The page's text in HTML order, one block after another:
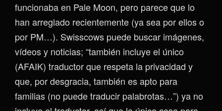
funcionaba en Pale Moon, pero parece que lo
han arreglado recientemente (ya sea por ellos o
por PM…). Swisscows puede buscar imágenes,
vídeos y noticias; “también incluye el único
(AFAIK) traductor que respeta la privacidad y
que, por desgracia, también es apto para
familias (no puede traducir palabrotas…”) ya no